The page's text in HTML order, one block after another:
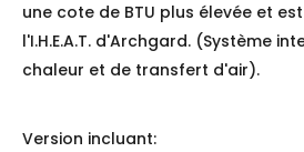
une cote de BTU plus élevée et
l'I.H.E.A.T. d'Archgard. (Système
chaleur et de transfert d'air).
Version incluant: